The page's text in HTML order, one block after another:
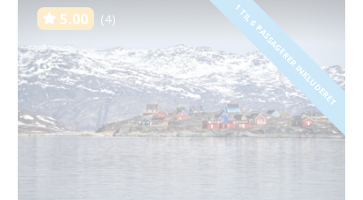
5.00 (4) 1 TIL 6 PASSAGERER INKLUDERET